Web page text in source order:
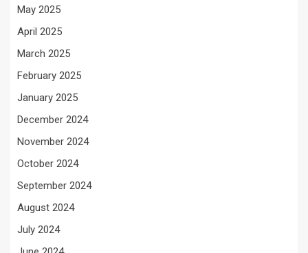
May 2025
April 2025
March 2025
February 2025
January 2025
December 2024
November 2024
October 2024
September 2024
August 2024
July 2024